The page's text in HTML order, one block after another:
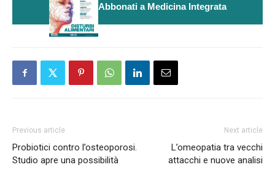
Abbonati a Medicina Integrata
Previous article
Probiotici contro l’osteoporosi.
Studio apre una possibilità
Next article
L’omeopatia tra vecchi
attacchi e nuove analisi